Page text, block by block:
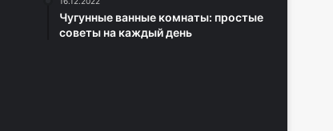
Чугунные ванные комнаты: простые
советы на каждый день